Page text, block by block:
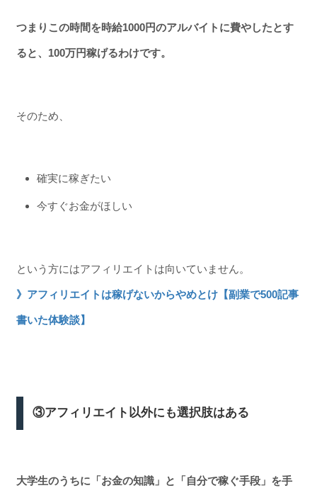
つまりこの時間を時給1000円のアルバイトに費やしたとす
ると、100万円稼げるわけです。
そのため、
確実に稼ぎたい
今すぐお金がほしい
という方にはアフィリエイトは向いていません。
》アフィリエイトは稼げないからやめとけ【副業で500記事
書いた体験談】
③アフィリエイト以外にも選択肢はある
大学生のうちに「お金の知識」と「自分で稼ぐ手段」を手